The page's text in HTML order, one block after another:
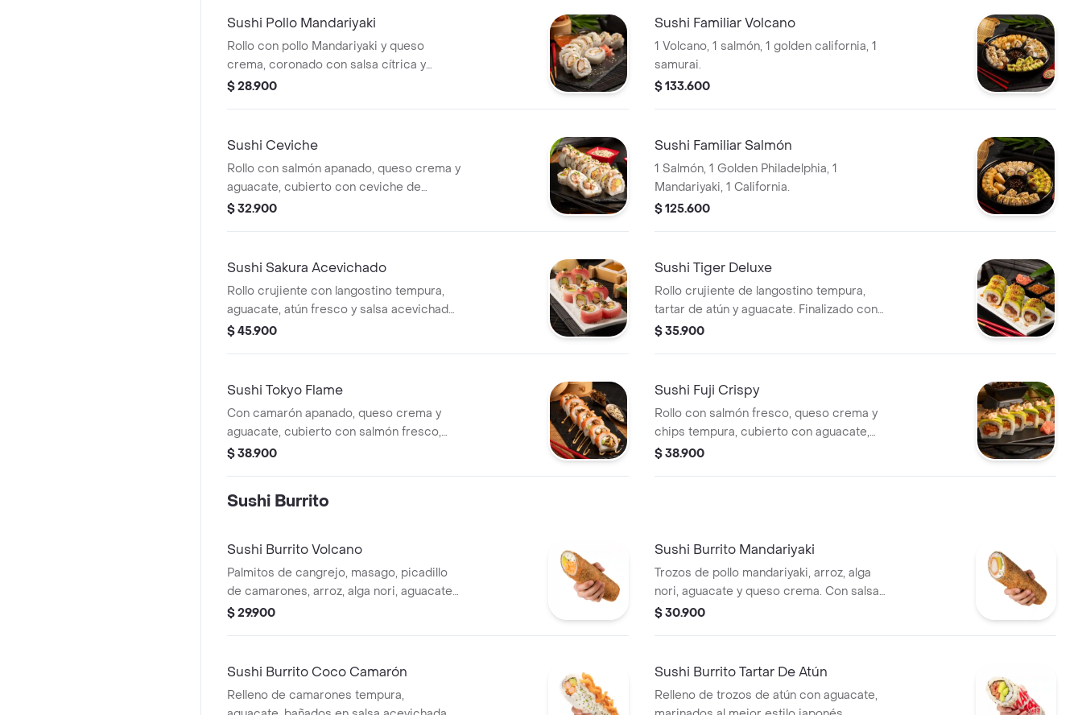
Sushi Pollo Mandariyaki
Rollo con pollo Mandariyaki y queso
crema, coronado con salsa cítrica y
mayonesa sriracha suave. Un bocado
$ 28.900
Sushi Familiar Volcano
1 Volcano, 1 salmón, 1 golden california, 1
samurai.
$ 133.600
Sushi Ceviche
Rollo con salmón apanado, queso crema y
aguacate, cubierto con ceviche de
salmón fresco, cebollín y un toque de
$ 32.900
Sushi Familiar Salmón
1 Salmón, 1 Golden Philadelphia, 1
Mandariyaki, 1 California.
$ 125.600
Sushi Sakura Acevichado
Rollo crujiente con langostino tempura,
aguacate, atún fresco y salsa acevichada
con toques cítricos y picantes. Un
$ 45.900
Sushi Tiger Deluxe
Rollo crujiente de langostino tempura,
tartar de atún y aguacate. Finalizado con
salsa de anguila, quinoa crocante,
$ 35.900
Sushi Tokyo Flame
Con camarón apanado, queso crema y
aguacate, cubierto con salmón fresco,
salsa anguila, mayonesa sriracha y cebolla
$ 38.900
Sushi Fuji Crispy
Rollo con salmón fresco, queso crema y
chips tempura, cubierto con aguacate,
anguila glaseada y mezcla tartar. Un
$ 38.900
Sushi Burrito
Sushi Burrito Volcano
Palmitos de cangrejo, masago, picadillo
de camarones, arroz, alga nori, aguacate,
mayonesa ligeramente picante, queso
$ 29.900
Sushi Burrito Mandariyaki
Trozos de pollo mandariyaki, arroz, alga
nori, aguacate y queso crema. Con salsa
Mandariyaki
$ 30.900
Sushi Burrito Coco Camarón
Relleno de camarones tempura,
Sushi Burrito Tartar De Atún
Relleno de trozos de atún con aguacate,